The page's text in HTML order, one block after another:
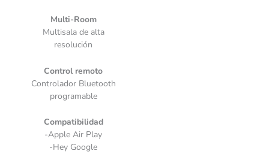
Multi-Room
Multisala de alta
resolución
Control remoto
Controlador Bluetooth
programable
Compatibilidad
-Apple Air Play
-Hey Google